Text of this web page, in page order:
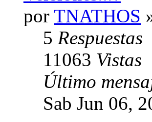
por TNATHOS
5 Respuestas
11063 Vistas
Último
Sab Jun 06,